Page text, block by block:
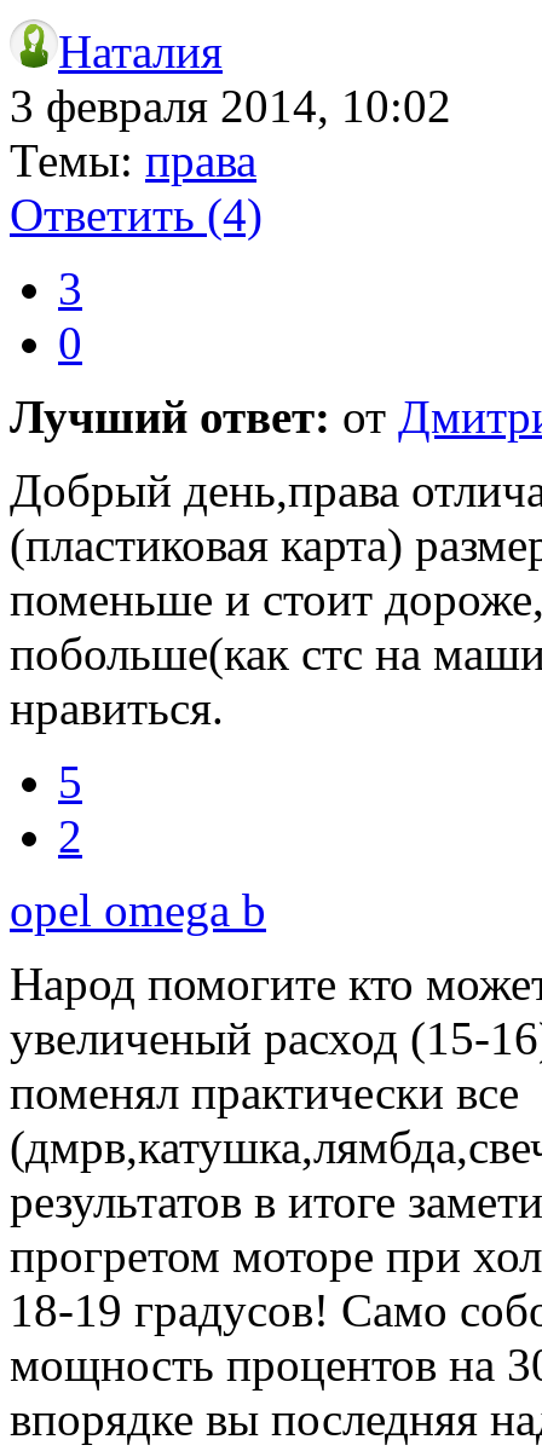
Наталия
3 февраля 2014, 10:02
Темы: права
Ответить (4)
3
0
Лучший ответ: от
Добрый день,права
(пластиковая карта)
поменьше и стоит
побольше(как стс на
нравиться.
5
2
opel omega b
Народ помогите кто
увеличеный расход (15-
поменял практически все
результатов в итоге
прогретом моторе при
18-19 градусов! Само
мощность процентов на
впорядке вы последняя